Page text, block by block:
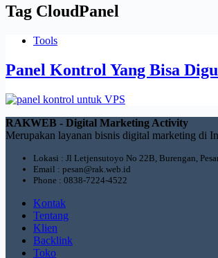
Tag CloudPanel
Tools
Panel Kontrol Yang Bisa
RAKWEB - Digital Marketing Activity
Merupakan layanan bisnis digital marketing di
Lokasi : Jl Letjensutoyo No 22B, Burengan,
Email : pesan@rak.web.id
Phone : 0838-7224-4522
Kontak
Tentang
Klien
Backlink
Toko